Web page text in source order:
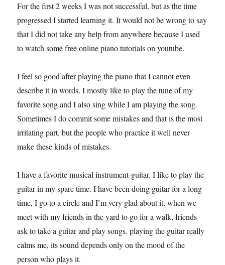
For the first 2 weeks I was not successful, but as the time
progressed I started learning it. It would not be wrong to say
that I did not take any help from anywhere because I used
to watch some free online piano tutorials on youtube.
I feel so good after playing the piano that I cannot even
describe it in words. I mostly like to play the tune of my
favorite song and I also sing while I am playing the song.
Sometimes I do commit some mistakes and that is the most
irritating part, but the people who practice it well never
make these kinds of mistakes.
I have a favorite musical instrument-guitar. I like to play the
guitar in my spare time. I have been doing guitar for a long
time, I go to a circle and I’m very glad about it. when we
meet with my friends in the yard to go for a walk, friends
ask to take a guitar and play songs. playing the guitar really
calms me, its sound depends only on the mood of the
person who plays it.